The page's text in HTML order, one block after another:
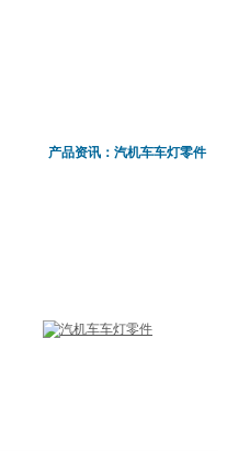
产品资讯：汽机车车灯零件